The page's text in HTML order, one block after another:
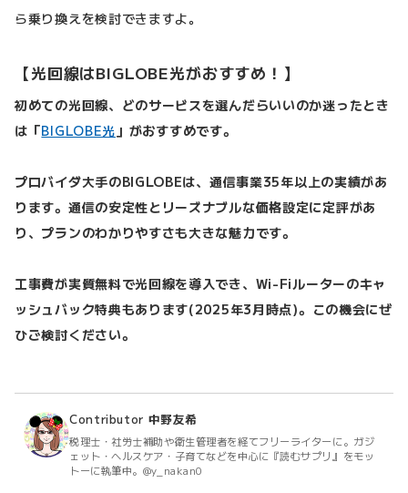
ら乗り換えを検討できますよ。
【光回線はBIGLOBE光がおすすめ！】
初めての光回線、どのサービスを選んだらいいのか迷ったとき
は「BIGLOBE光 」がおすすめです。
プロバイダ大手のBIGLOBEは、通信事業35年以上の実績があ
ります。通信の安定性とリーズナブルな価格設定に定評があ
り、プランのわかりやすさも大きな魅力です。
工事費が実質無料で光回線を導入でき、Wi-Fiルーターのキャ
ッシュバック特典もあります(2025年3月時点)。この機会にぜ
ひご検討ください。
Contributor 中野友希
税理士・社労士補助や衛生管理者を経てフリーライターに。ガジ
ェット・ヘルスケア・子育てなどを中心に『読むサプリ』をモッ
トーに執筆中。@y_nakan0